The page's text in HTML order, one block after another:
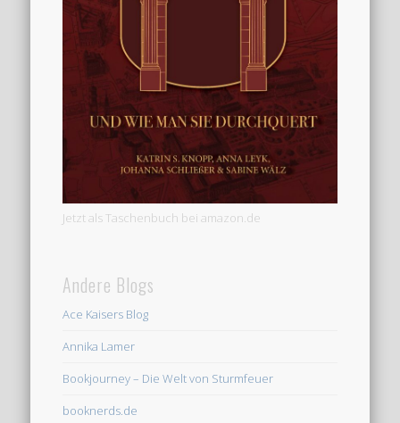
Jetzt als Taschenbuch bei amazon.de
Andere Blogs
Ace Kaisers Blog
Annika Lamer
Bookjourney – Die Welt von Sturmfeuer
booknerds.de